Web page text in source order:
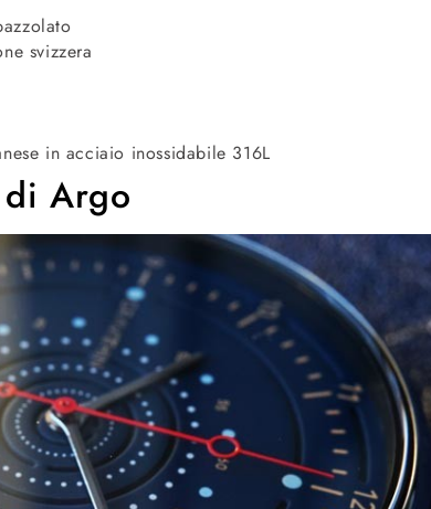
svizzera
in acciaio inossidabile 316L
di Argo